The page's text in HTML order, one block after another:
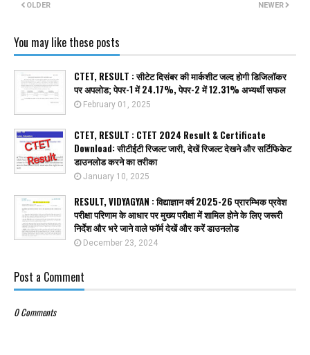
NEWER
OLDER
You may like these posts
CTET, RESULT : सीटेट दिसंबर की मार्कशीट जल्द होगी डिजिलॉकर
पर अपलोड; पेपर-1 में 24.17%, पेपर-2 में 12.31% अभ्यर्थी सफल
February 01, 2025
CTET, RESULT : CTET 2024 Result & Certificate
Download: सीटीईटी रिजल्ट जारी, देखें रिजल्ट देखने और सर्टिफिकेट
डाउनलोड करने का तरीका
January 10, 2025
RESULT, VIDYAGYAN : विद्याज्ञान वर्ष 2025-26 प्रारम्भिक प्रवेश
परीक्षा परिणाम के आधार पर मुख्य परीक्षा में शामिल होने के लिए जरूरी
निर्देश और भरे जाने वाले फॉर्म देखें और करें डाउनलोड
December 23, 2024
Post a Comment
0 Comments